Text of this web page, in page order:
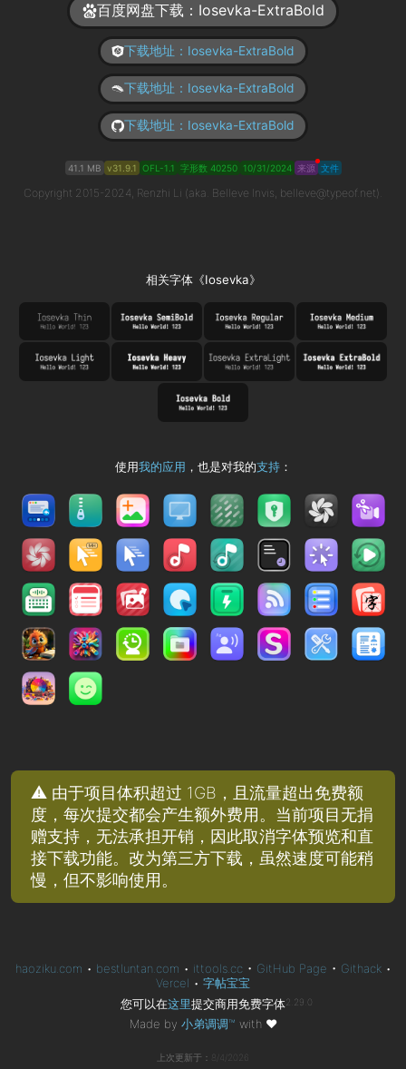
百度网盘下载：Iosevka-ExtraBold
下载地址：Iosevka-ExtraBold
下载地址：Iosevka-ExtraBold
下载地址：Iosevka-ExtraBold
41.1 MB v31.9.1 OFL-1.1 字形数 40250 10/31/2024 来源 文件
Copyright 2015-2024, Renzhi Li (aka. Belleve Invis, belleve@typeof.net).
相关字体《Iosevka》
使用我的应用 ，也是对我的支持：
⚠️ 由于项目体积超过 1GB，且流量超出免费额
度，每次提交都会产生额外费用。当前项目无捐
赠支持，无法承担开销，因此取消字体预览和直
接下载功能。改为第三方下载，虽然速度可能稍
慢，但不影响使用。
haoziku.com • bestluntan.com • ittools.cc• GitHub Page • Githack•
Vercel • 字帖宝宝
您可以在这里提交商用免费字体2.29.0
Made by 小弟调调™ with❤
上次更新于：8/4/2026